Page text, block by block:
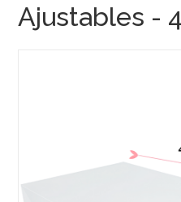
Ajustables -